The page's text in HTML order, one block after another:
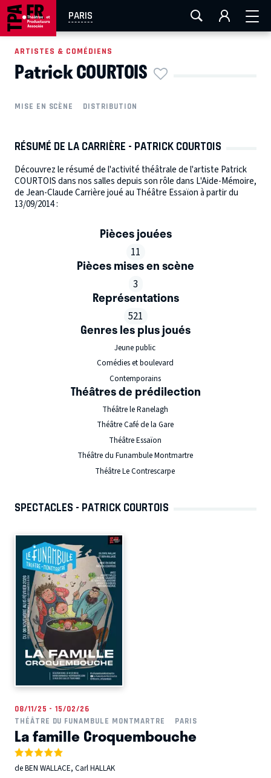
PARIS
AIX-MARSEILLE LA ROCHELLE
EN TOURNÉE
ARTISTES & COMÉDIENS
Patrick COURTOIS
MISE EN SCÈNE DISTRIBUTION
RÉSUMÉ DE LA CARRIÈRE - PATRICK COURTOIS
Découvrez le résumé de l'activité théâtrale de l'artiste Patrick
COURTOIS dans nos salles depuis son rôle dans L'Aide-Mémoire,
de Jean-Claude Carrière joué au Théâtre Essaïon à partir du
13/09/2014 :
Pièces jouées
11
Pièces mises en scène
3
Représentations
521
Genres les plus joués
Jeune public
Comédies et boulevard
Contemporains
Théâtres de prédilection
Théâtre le Ranelagh
Théâtre Café de la Gare
Théâtre Essaïon
Théâtre du Funambule Montmartre
Théâtre Le Contrescarpe
SPECTACLES - PATRICK COURTOIS
08/11/25 - 15/02/26
THÉÂTRE DU FUNAMBULE MONTMARTRE
PARIS
La famille Croquembouche
de BEN WALLACE, Carl HALLAK